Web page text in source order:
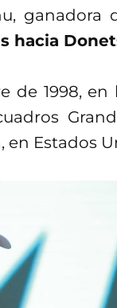
ganadora
hacia
de 1998,
en Estados